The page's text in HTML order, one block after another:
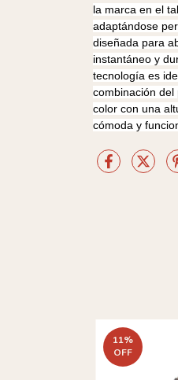
la marca en el
adaptándose
diseñada para
instantáneo y
tecnología es
combinación del
color con una
cómoda y
11%
OFF